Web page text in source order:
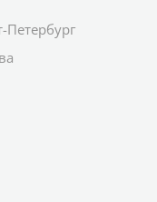
Петербург